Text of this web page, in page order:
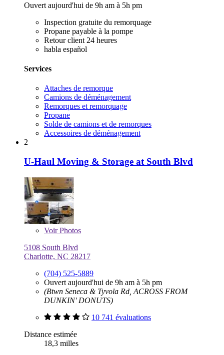
Ouvert aujourd'hui de 9h am à 5h pm
Inspection gratuite du remorquage
Propane payable à la pompe
Retour client 24 heures
habla español
Services
Attaches de remorque
Camions de déménagement
Remorques et remorquage
Propane
Solde de camions et de remorques
Accessoires de déménagement
2
U-Haul Moving & Storage at South Blvd
VoirPhotos
5108 South Blvd
Charlotte, NC 28217
(704) 525-5889
Ouvert aujourd'hui de 9h am à 5h pm
(Btwn Seneca & Tyvola Rd, ACROSS FROM
DUNKIN' DONUTS)
10 741 évaluations
Distance estimée
18,3 milles